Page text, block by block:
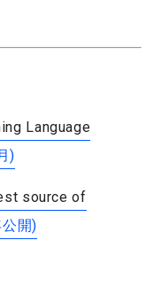
Language
)
source of
開)